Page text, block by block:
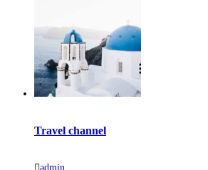
Travel channel
admin